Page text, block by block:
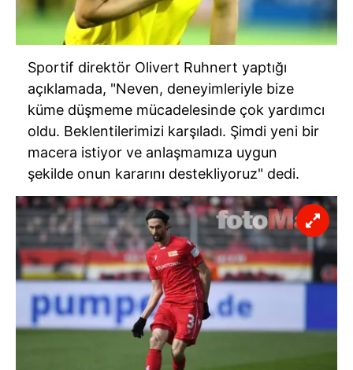
Sportif direktör Olivert Ruhnert yaptığı
açıklamada, "Neven, deneyimleriyle bize
küme düşmeme mücadelesinde çok yardımcı
oldu. Beklentilerimizi karşıladı. Şimdi yeni bir
macera istiyor ve anlaşmamıza uygun
şekilde onun kararını destekliyoruz" dedi.